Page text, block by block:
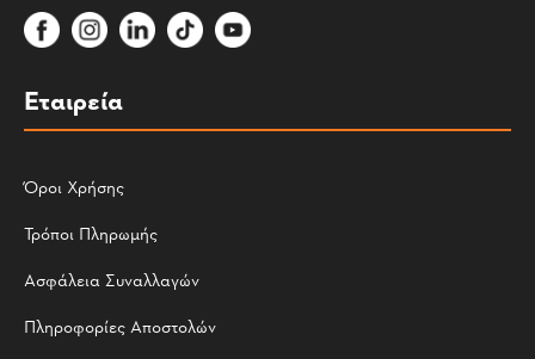
Εταιρεία
Όροι Χρήσης
Τρόποι Πληρωμής
Ασφάλεια Συναλλαγών
Πληροφορίες Αποστολών